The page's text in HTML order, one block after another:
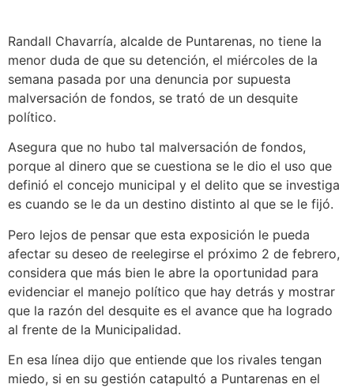
Randall Chavarría, alcalde de Puntarenas, no tiene la
menor duda de que su detención, el miércoles de la
semana pasada por una denuncia por supuesta
malversación de fondos, se trató de un desquite
político.
Asegura que no hubo tal malversación de fondos,
porque al dinero que se cuestiona se le dio el uso que
definió el concejo municipal y el delito que se investiga
es cuando se le da un destino distinto al que se le fijó.
Pero lejos de pensar que esta exposición le pueda
afectar su deseo de reelegirse el próximo 2 de febrero,
considera que más bien le abre la oportunidad para
evidenciar el manejo político que hay detrás y mostrar
que la razón del desquite es el avance que ha logrado
al frente de la Municipalidad.
En esa línea dijo que entiende que los rivales tengan
miedo, si en su gestión catapultó a Puntarenas en el